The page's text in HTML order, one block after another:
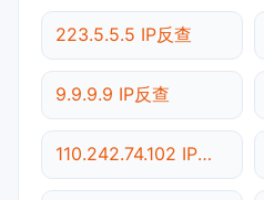
223.5.5.5 IP反查
9.9.9.9 IP反查
110.242.74.102 IP反查